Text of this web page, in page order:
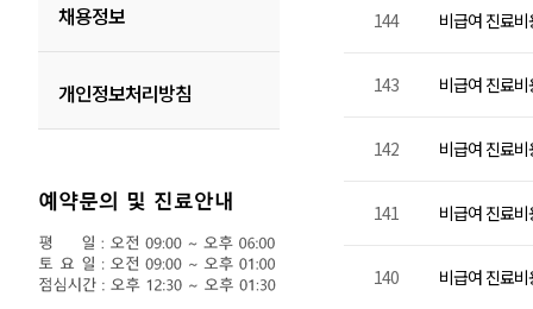
채용정보
개인정보처리방침
144 비급여 진료
143 비급여 진료
142 비급여 진료
141 비급여 진료
140 비급여 진료